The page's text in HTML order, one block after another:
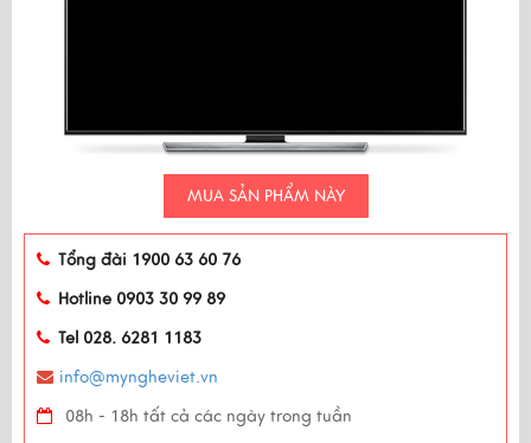
MUA SẢN PHẨM NÀY
Tổng đài 1900 63 60 76
Hotline 0903 30 99 89
Tel 028. 6281 1183
info@myngheviet.vn
08h - 18h tất cả các ngày trong tuần